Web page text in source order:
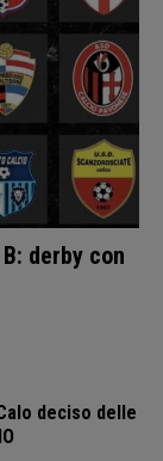
derby con
deciso delle